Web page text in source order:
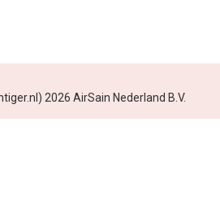
2026 AirSain Nederland B.V.